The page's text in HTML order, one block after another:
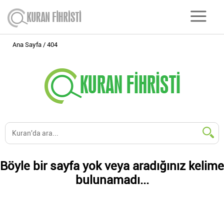
Ana Sayfa 404
Böyle bir sayfa yok veya aradığınız kelime
bulunamadı...